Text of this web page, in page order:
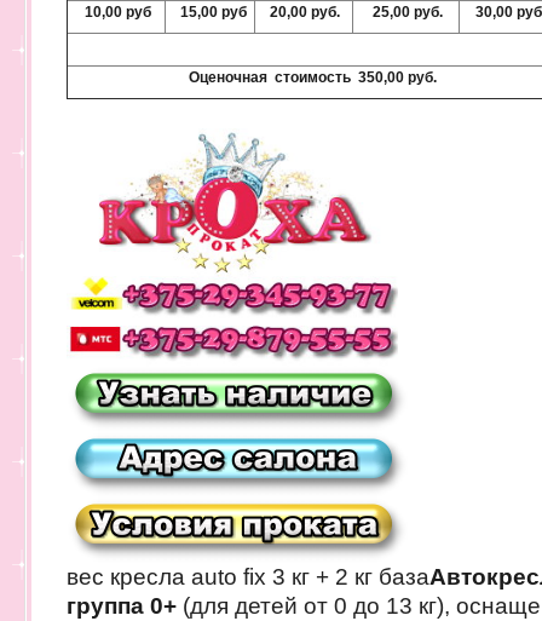
10,00 руб 15,00 руб 20,00 руб. 25,00 руб. 30,00
Оценочная стоимость 350,00 руб.
вес кресла auto fix 3 кг + 2 кг база
группа 0+ (для детей от 0 до 13 кг),